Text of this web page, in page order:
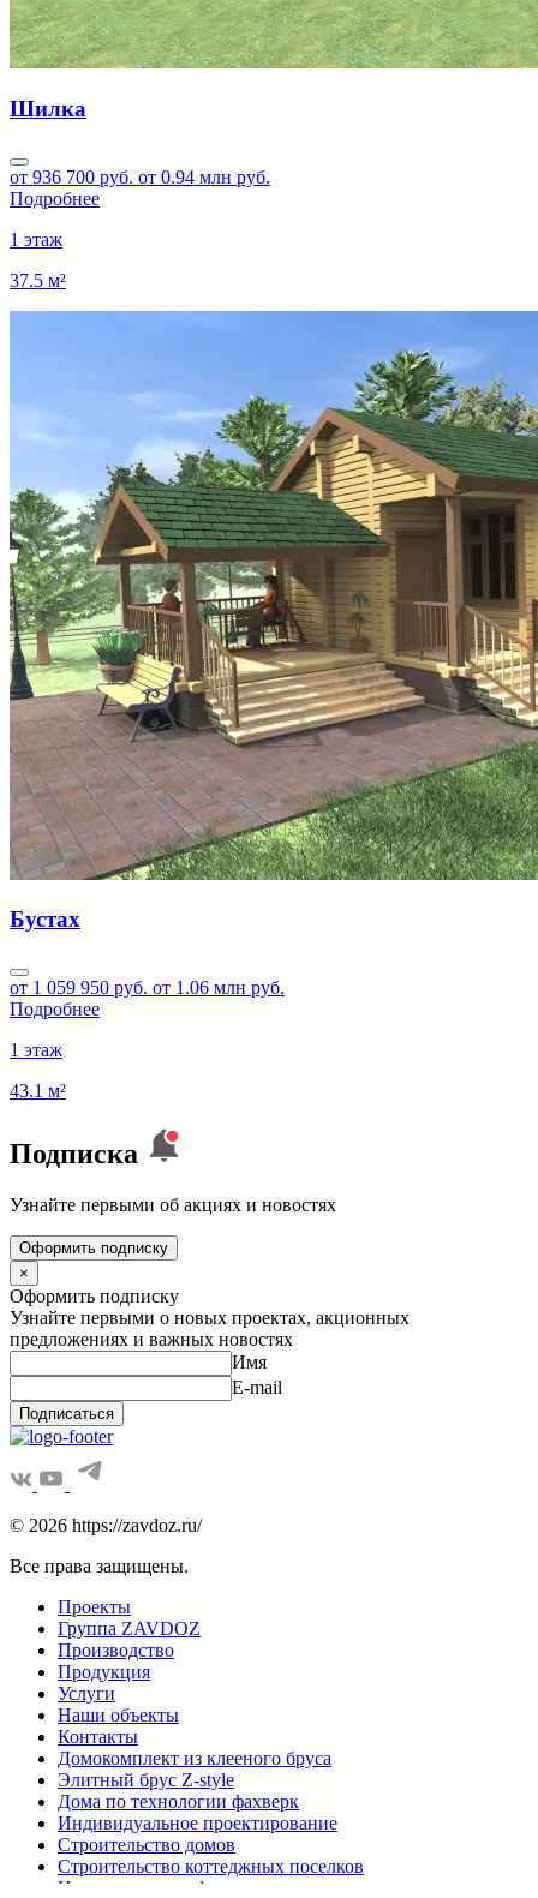
Шилка
от 936 700 руб. от 0.94 млн руб.
Подробнее
1 этаж
37.5 м²
Бустах
от 1 059 950 руб. от 1.06 млн руб.
Подробнее
1 этаж
43.1 м²
Подписка
Узнайте первыми об акциях и новостях
Оформить подписку
×
Оформить подписку
Узнайте первыми о новых проектах, акционных
предложениях и важных новостях
Имя
E-mail
Подписаться
© 2026 https://zavdoz.ru/
Все права защищены.
Проекты
Группа ZAVDOZ
Производство
Продукция
Услуги
Наши объекты
Контакты
Домокомплект из клееного бруса
Элитный брус Z-style
Дома по технологии фахверк
Индивидуальное проектирование
Строительство домов
Строительство коттеджных поселков
Награды и сертификаты